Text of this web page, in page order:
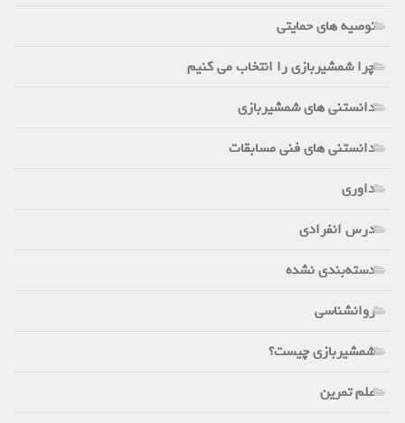
توصیه های حمایتی
چرا شمشیربازی را انتخاب می کنیم
دانستنی های شمشیربازی
دانستنی های فنی مسابقات
داوری
درس انفرادی
دسته‌بندی نشده
روانشناسی
شمشیربازی چیست؟
علم تمرین